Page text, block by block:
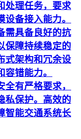
处理任务，要求
备接入能力。
需具备良好的抗
保障持续稳定的
式架构和冗余设
错能力。
有严格要求，
私保护。高效的
智能交通系统长